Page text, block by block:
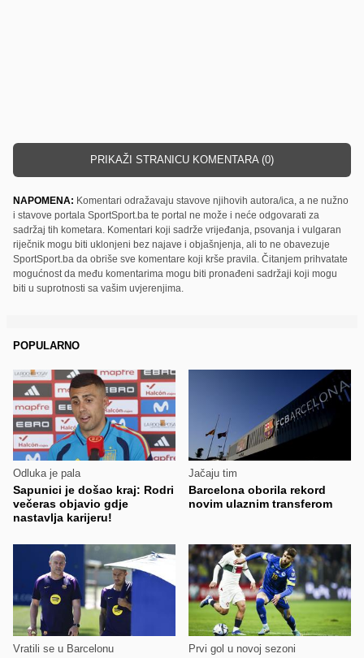
PRIKAŽI STRANICU KOMENTARA (0)
NAPOMENA: Komentari odražavaju stavove njihovih autora/ica, a ne nužno
i stavove portala SportSport.ba te portal ne može i neće odgovarati za
sadržaj tih kometara. Komentari koji sadrže vrijeđanja, psovanja i vulgaran
riječnik mogu biti uklonjeni bez najave i objašnjenja, ali to ne obavezuje
SportSport.ba da obriše sve komentare koji krše pravila. Čitanjem prihvatate
mogućnost da među komentarima mogu biti pronađeni sadržaji koji mogu
biti u suprotnosti sa vašim uvjerenjima.
POPULARNO
Odluka je pala
Sapunici je došao kraj: Rodri
večeras objavio gdje
nastavlja karijeru!
Jačaju tim
Barcelona oborila rekord
novim ulaznim transferom
Vratili se u Barcelonu Prvi gol u novoj sezoni